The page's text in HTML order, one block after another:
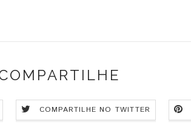
COMPARTILHE NO TWITTER